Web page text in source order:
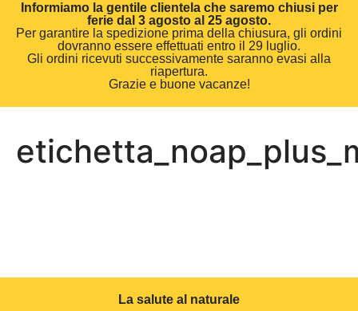
Informiamo la gentile clientela che saremo chiusi per
ferie dal 3 agosto al 25 agosto.
Per garantire la spedizione prima della chiusura, gli ordini
dovranno essere effettuati entro il 29 luglio.
Gli ordini ricevuti successivamente saranno evasi alla
riapertura.
Grazie e buone vacanze!
La salute al naturale